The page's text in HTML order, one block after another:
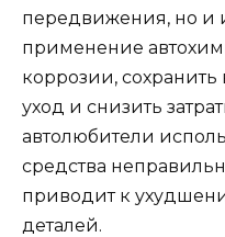
передвижения, но и
применение
коррозии,
уход и снизить
автолюбители
средства
приводит к
деталей.